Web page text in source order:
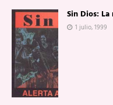
Sin Dios:
1 julio, 1999